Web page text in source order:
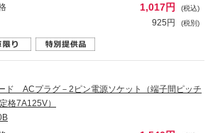
1,017円 (税込)
925円 (税別)
ド ACプラグ－2ピン電源ソケット（端子間ピッチ
格7A125V）